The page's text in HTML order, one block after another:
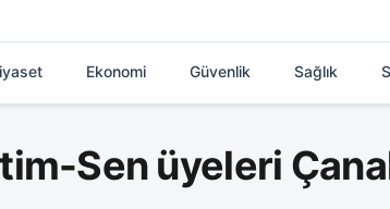
Ekonomi Güvenlik Sağlık
Sen üyeleri